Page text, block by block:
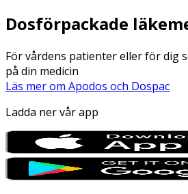
Dosförpackade
För vårdens patienter eller för dig
på din medicin
Läs mer om Apodos och Dospac
Ladda ner vår app